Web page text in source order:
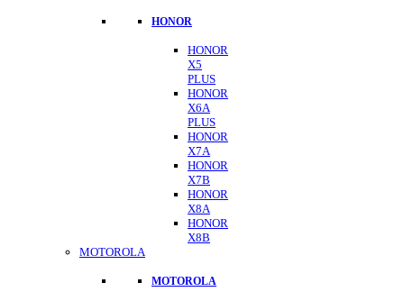
HONOR
HONOR
X5
PLUS
HONOR
X6A
PLUS
HONOR
X7A
HONOR
X7B
HONOR
X8A
HONOR
X8B
MOTOROLA
MOTOROLA